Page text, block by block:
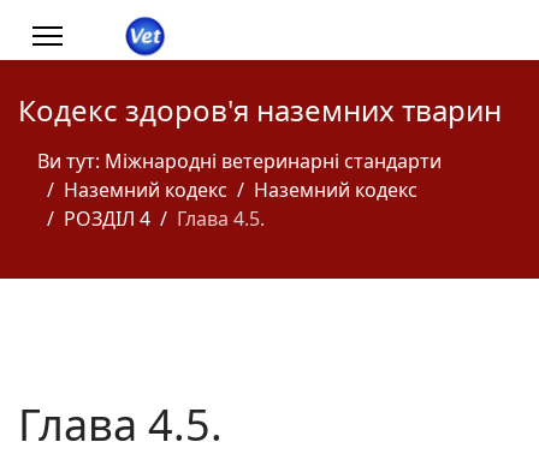
Кодекс здоров'я наземних тварин
Ви тут: Міжнародні ветеринарні стандарти
Наземний кодекс
Наземний кодекс
РОЗДІЛ 4
Глава 4.5.
Глава 4.5.